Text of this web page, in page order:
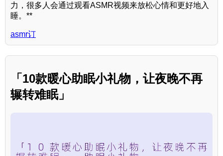
力，很多人会通过观看ASMR视频来放松心情和更好地入
睡。**
asmr订
「10款暖心助眠小礼物，让夜晚不再
辗转难眠」